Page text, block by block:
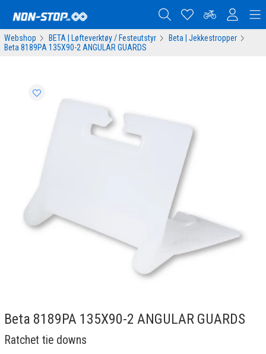
Webshop BETA | Løfteverktøy / Festeutstyr
Beta | Jekkestropper
Beta 8189PA 135X90-2 ANGULAR GUARDS
Beta 8189PA 135X90-2 ANGULAR GUARDS
Ratchet tie downs